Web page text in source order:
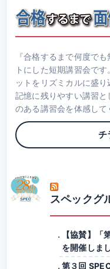
『合格するまで何度で
トにした短期講習会で
ットをリズミカルに盛
記憶に残りやすい講習
のある講習会を体感して
チ
スペックグ
【協賛】「
を開催しま
第３回